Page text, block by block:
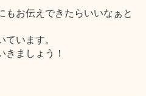
もお伝えできたらいいなぁと
います。
きましょう！